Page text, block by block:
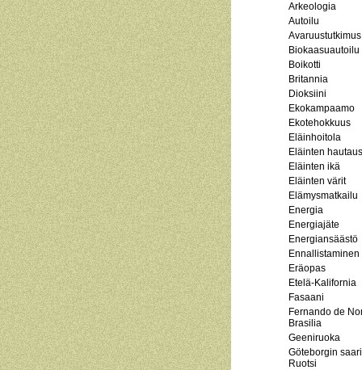
Arkeologia
Autoilu
Avaruustutkimus
Biokaasuautoilu
Boikotti
Britannia
Dioksiini
Ekokampaamo
Ekotehokkuus
Eläinhoitola
Eläinten
Eläinten ikä
Eläinten värit
Elämysmatkailu
Energia
Energiajäte
Energiansäästö
Ennallistaminen
Eräopas
Etelä-Kalifornia
Fasaani
Fernando de
Brasilia
Geeniruoka
Göteborgin
Ruotsi